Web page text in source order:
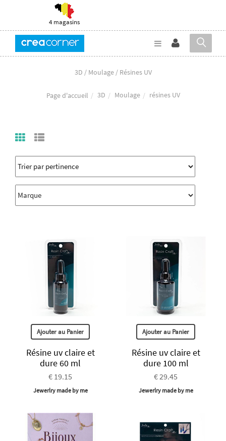
4 magasins
3D / Moulage / Résines UV
Page d'accueil 3D Moulage résines UV
Ajouter au Panier
Résine uv claire et
dure 60 ml
€ 19.15
Jewerlry made by me
Ajouter au Panier
Résine uv claire et
dure 100 ml
€ 29.45
Jewerlry made by me